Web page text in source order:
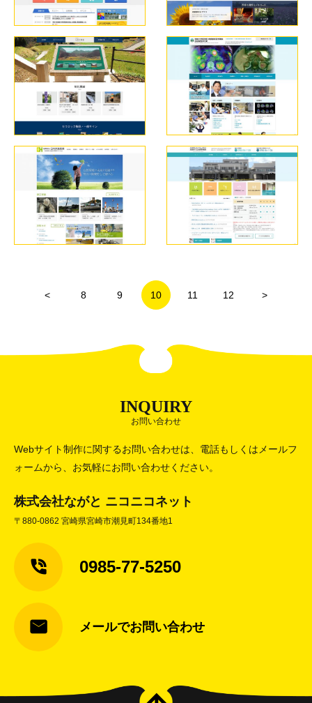
< 8 9 10 11 12 >
INQUIRY
お問い合わせ
Webサイト制作に関するお問い合わせは、電話もしくはメールフ
ォームから、お気軽にお問い合わせください。
株式会社ながと ニコニコネット
〒880-0862 宮崎県宮崎市潮見町134番地1
0985-77-5250
メールでお問い合わせ